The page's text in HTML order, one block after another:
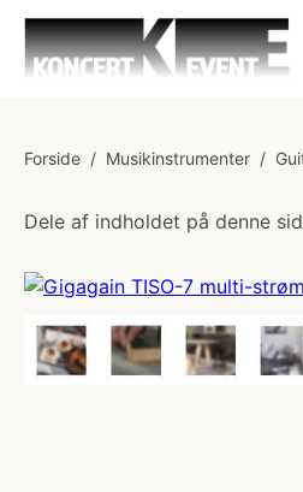
Forside / Musikinstrumenter /
Dele af indholdet på denne